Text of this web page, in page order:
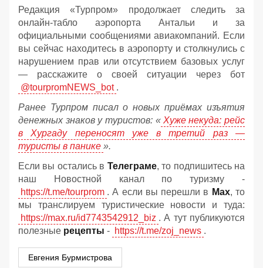
Редакция «Турпром» продолжает следить за
онлайн‑табло аэропорта Антальи и за
официальными сообщениями авиакомпаний. Если
вы сейчас находитесь в аэропорту и столкнулись с
нарушением прав или отсутствием базовых услуг
— расскажите о своей ситуации через бот
@tourpromNEWS_bot .
Ранее Турпром писал о новых приёмах изъятия
денежных знаков у туристов: « Хуже некуда: рейс
в Хургаду переносят уже в третий раз —
туристы в панике ».
Если вы остались в Телеграме, то подпишитесь на
наш Новостной канал по туризму -
https://t.me/tourprom . А если вы перешли в Мах, то
мы транслируем туристические новости и туда:
https://max.ru/id7743542912_biz . А тут публикуются
полезные рецепты - https://t.me/zoj_news .
Евгения Бурмистрова